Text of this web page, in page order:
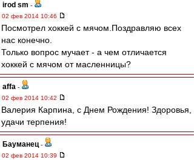
irod sm -
02 фев 2014 10:46
Посмотрел хоккей с мячом.Поздравляю всех
нас конечно.
Только вопрос мучает - а чем отличается
хоккей с мячом от масленницы?
affa -
02 фев 2014 10:42
Валерия Карпина, с Днем Рождения! Здоровья,
удачи терпения!
Бауманец -
02 фев 2014 10:39